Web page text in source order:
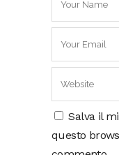
Salva il
questo